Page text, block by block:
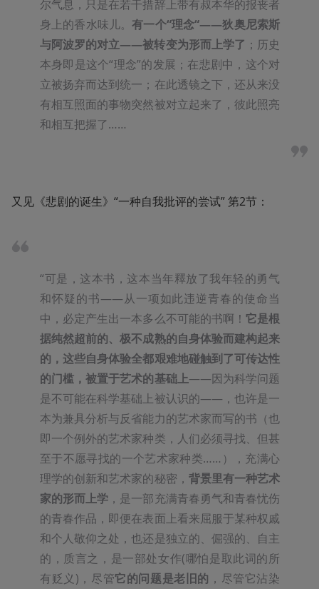
尔气息，只是在若干措辞上带有叔本华的报丧者
身上的香水味儿。有一个“理念“——狄奥尼索斯
与阿波罗的对立——被转变为形而上学了 ；历史
本身即是这个“理念”的发展；在悲剧中，这个对
立被扬弃而达到统一；在此透镜之下，还从来没
有相互照面的事物突然被对立起来了，彼此照亮
和相互把握了……
又见《悲剧的诞生》“一种自我批评的尝试” 第2节：
“可是，这本书，这本当年釋放了我年轻的勇气
和怀疑的书——从一项如此违逆青春的使命当
中，必定产生出一本多么不可能的书啊！ 它是根
据纯然超前的、极不成熟的自身体验而建构起来
的，这些自身体验全都艰难地碰触到了可传达性
的门槛，被置于艺术的基础上——因为科学问题
是不可能在科学基础上被认识的——，也许是一
本为兼具分析与反省能力的艺术家而写的书（也
即一个例外的艺术家种类，人们必须寻找、但甚
至于不愿寻找的一个艺术家种类……），充满心
理学的创新和艺术家的秘密， 背景里有一种艺术
家的形而上学 ，是一部充满青春勇气和青春忧伤
的青春作品，即便在表面上看来屈服于某种权戚
和个人敬仰之处，也还是独立的、倔强的、自主
的，质言之，是一部处女作(哪怕是取此词的所
有贬义)，尽管它的问题是老旧的 ，尽管它沾染